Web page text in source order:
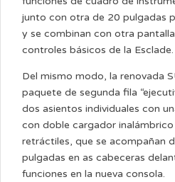
junto con otra de 20 pulgadas
y se combinan con otra
controles básicos de la Esclade.
Del mismo modo, la renovada
paquete de segunda fila
dos asientos individuales con
con doble cargador
retráctiles, que se acompañan
pulgadas en as cabeceras
funciones en la nueva consola.